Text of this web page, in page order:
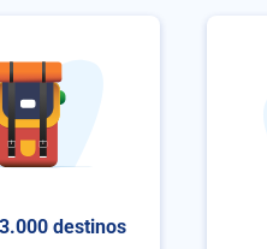
destinos